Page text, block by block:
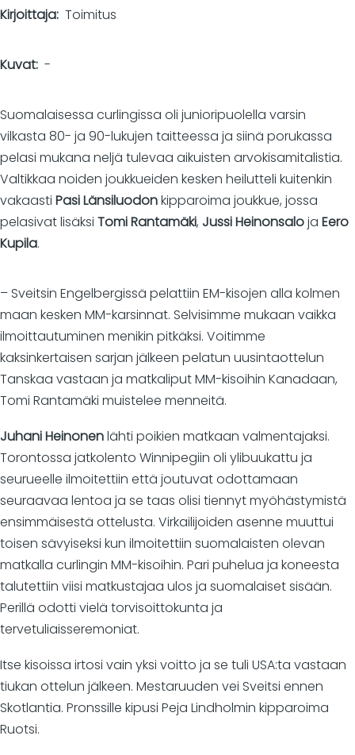
Kirjoittaja Toimitus
Kuvat -
Suomalaisessa curlingissa oli junioripuolella varsin
vilkasta 80- ja 90-lukujen taitteessa ja siinä porukassa
pelasi mukana neljä tulevaa aikuisten arvokisamitalistia.
Valtikkaa noiden joukkueiden kesken heilutteli kuitenkin
vakaasti Pasi Länsiluodonkipparoima joukkue, jossa
pelasivat lisäksi Tomi Rantamäki, Jussi Heinonsaloja Eero
Kupila.
– Sveitsin Engelbergissä pelattiin EM-kisojen alla kolmen
maan kesken MM-karsinnat. Selvisimme mukaan vaikka
ilmoittautuminen menikin pitkäksi. Voitimme
kaksinkertaisen sarjan jälkeen pelatun uusintaottelun
Tanskaa vastaan ja matkaliput MM-kisoihin Kanadaan,
Tomi Rantamäki muistelee menneitä.
Juhani Heinonenlähti poikien matkaan valmentajaksi.
Torontossa jatkolento Winnipegiin oli ylibuukattu ja
seurueelle ilmoitettiin että joutuvat odottamaan
seuraavaa lentoa ja se taas olisi tiennyt myöhästymistä
ensimmäisestä ottelusta. Virkailijoiden asenne muuttui
toisen sävyiseksi kun ilmoitettiin suomalaisten olevan
matkalla curlingin MM-kisoihin. Pari puhelua ja koneesta
talutettiin viisi matkustajaa ulos ja suomalaiset sisään.
Perillä odotti vielä torvisoittokunta ja
tervetuliaisseremoniat.
Itse kisoissa irtosi vain yksi voitto ja se tuli USA:ta vastaan
tiukan ottelun jälkeen. Mestaruuden vei Sveitsi ennen
Skotlantia. Pronssille kipusi Peja Lindholmin kipparoima
Ruotsi.